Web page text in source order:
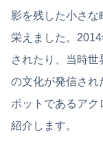
影を残した小さな
栄えました。
されたり、当時
の文化が発信され
ポットであるアク
紹介します。